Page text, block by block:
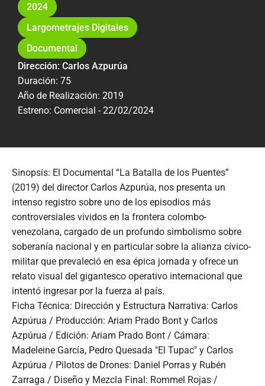
2024
Largometrajes Digitales
Documental
Dirección: Carlos Azpurúa
Duración: 75
Año de Realización: 2019
Estreno: Comercial - 22/02/2024
Sinopsis: El Documental “La Batalla de los Puentes”
(2019) del director Carlos Azpurúa, nos presenta un
intenso registro sobre uno de los episodios más
controversiales vividos en la frontera colombo-
venezolana, cargado de un profundo simbolismo sobre
soberanía nacional y en particular sobre la alianza cívico-
militar que prevaleció en esa épica jornada y ofrece un
relato visual del gigantesco operativo internacional que
intentó ingresar por la fuerza al país.
Ficha Técnica: Dirección y Estructura Narrativa: Carlos
Azpúrua / Producción: Ariam Prado Bont y Carlos
Azpúrua / Edición: Ariam Prado Bont / Cámara:
Madeleine García, Pedro Quesada "El Tupac" y Carlos
Azpúrua / Pilotos de Drones: Daniel Porras y Rubén
Zarraga / Diseño y Mezcla Final: Rommel Rojas /